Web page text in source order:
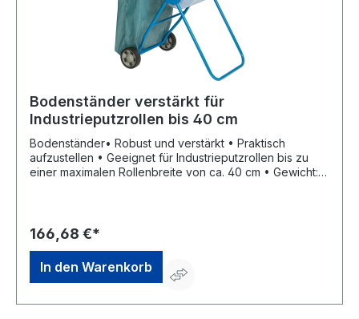
Bodenständer verstärkt für
Industrieputzrollen bis 40 cm
Bodenständer• Robust und verstärkt • Praktisch
aufzustellen • Geeignet für Industrieputzrollen bis zu
einer maximalen Rollenbreite von ca. 40 cm • Gewicht:
+495468777980, info@elos.de.comHinweis: Lieferung
ohne Putzrolle und Müllsack.
166,68 €*
In den Warenkorb